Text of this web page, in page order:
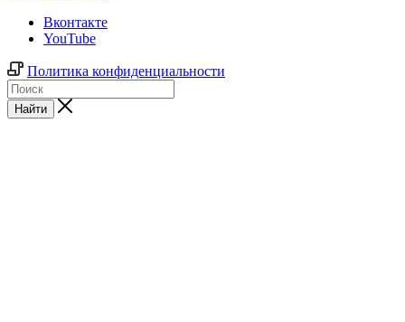
Вконтакте
YouTube
Политика конфиденциальности
Найти